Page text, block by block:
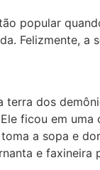
popular
Felizmente, a
terra dos
ficou em uma
toma a sopa e
e faxineira